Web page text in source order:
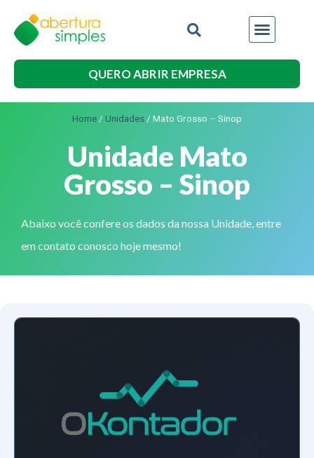
QUERO ABRIR EMPRESA
Home / Unidades / Mato Grosso – Sinop
Unidade Mato
Grosso – Sinop
Abaixo você confere os dados da nossa Unidade, entre
em contato conosco hoje mesmo!